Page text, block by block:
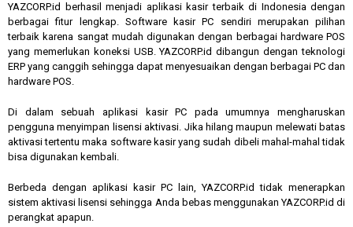
YAZCORP.id berhasil menjadi aplikasi kasir terbaik di Indonesia dengan
berbagai fitur lengkap. Software kasir PC sendiri merupakan pilihan
terbaik karena sangat mudah digunakan dengan berbagai hardware POS
yang memerlukan koneksi USB. YAZCORP.id dibangun dengan teknologi
ERP yang canggih sehingga dapat menyesuaikan dengan berbagai PC dan
hardware POS.
Di dalam sebuah aplikasi kasir PC pada umumnya mengharuskan
pengguna menyimpan lisensi aktivasi. Jika hilang maupun melewati batas
aktivasi tertentu maka software kasir yang sudah dibeli mahal-mahal tidak
bisa digunakan kembali.
Berbeda dengan aplikasi kasir PC lain, YAZCORP.id tidak menerapkan
sistem aktivasi lisensi sehingga Anda bebas menggunakan YAZCORP.id di
perangkat apapun.